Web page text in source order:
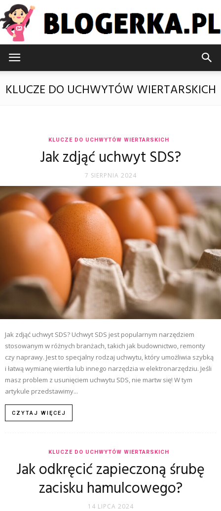
KLUCZE DO UCHWYTÓW WIERTARSKICH
KLUCZE DO UCHWYTÓW WIERTARSKICH
Jak zdjąć uchwyt SDS?
7 SIERPNIA 2024
Jak zdjąć uchwyt SDS? Uchwyt SDS jest popularnym narzędziem
stosowanym w różnych branżach, takich jak budownictwo, remonty
czy naprawy. Jest to specjalny rodzaj uchwytu, który umożliwia szybką
i łatwą wymianę wiertła lub innego narzędzia w elektronarzędziu. Jeśli
masz problem z usunięciem uchwytu SDS, nie martw się! W tym
artykule przedstawimy...
CZYTAJ WIĘCEJ
KLUCZE DO UCHWYTÓW WIERTARSKICH
Jak odkręcić zapieczoną śrubę
zacisku hamulcowego?
14 LIPCA 2024